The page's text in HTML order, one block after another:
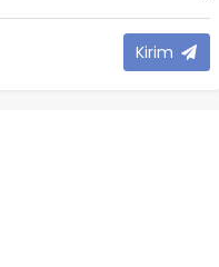
Kirim